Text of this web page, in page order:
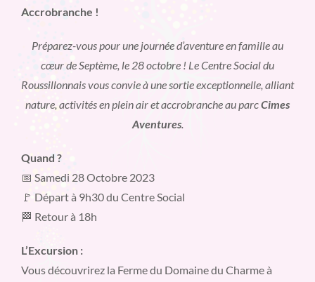
Accrobranche !
Préparez-vous pour une journée d’aventure en famille au
cœur de Septème, le 28 octobre ! Le Centre Social du
Roussillonnais vous convie à une sortie exceptionnelle, alliant
nature, activités en plein air et accrobranche au parcCimes
Aventures.
Quand ?
📅 Samedi 28 Octobre 2023
🚩 Départ à 9h30 du Centre Social
🏁 Retour à 18h
L’Excursion :
Vous découvrirez la Ferme du Domaine du Charme à